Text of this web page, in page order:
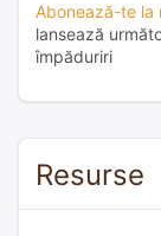
Abonează-te la
lansează
împăduriri
Resurse